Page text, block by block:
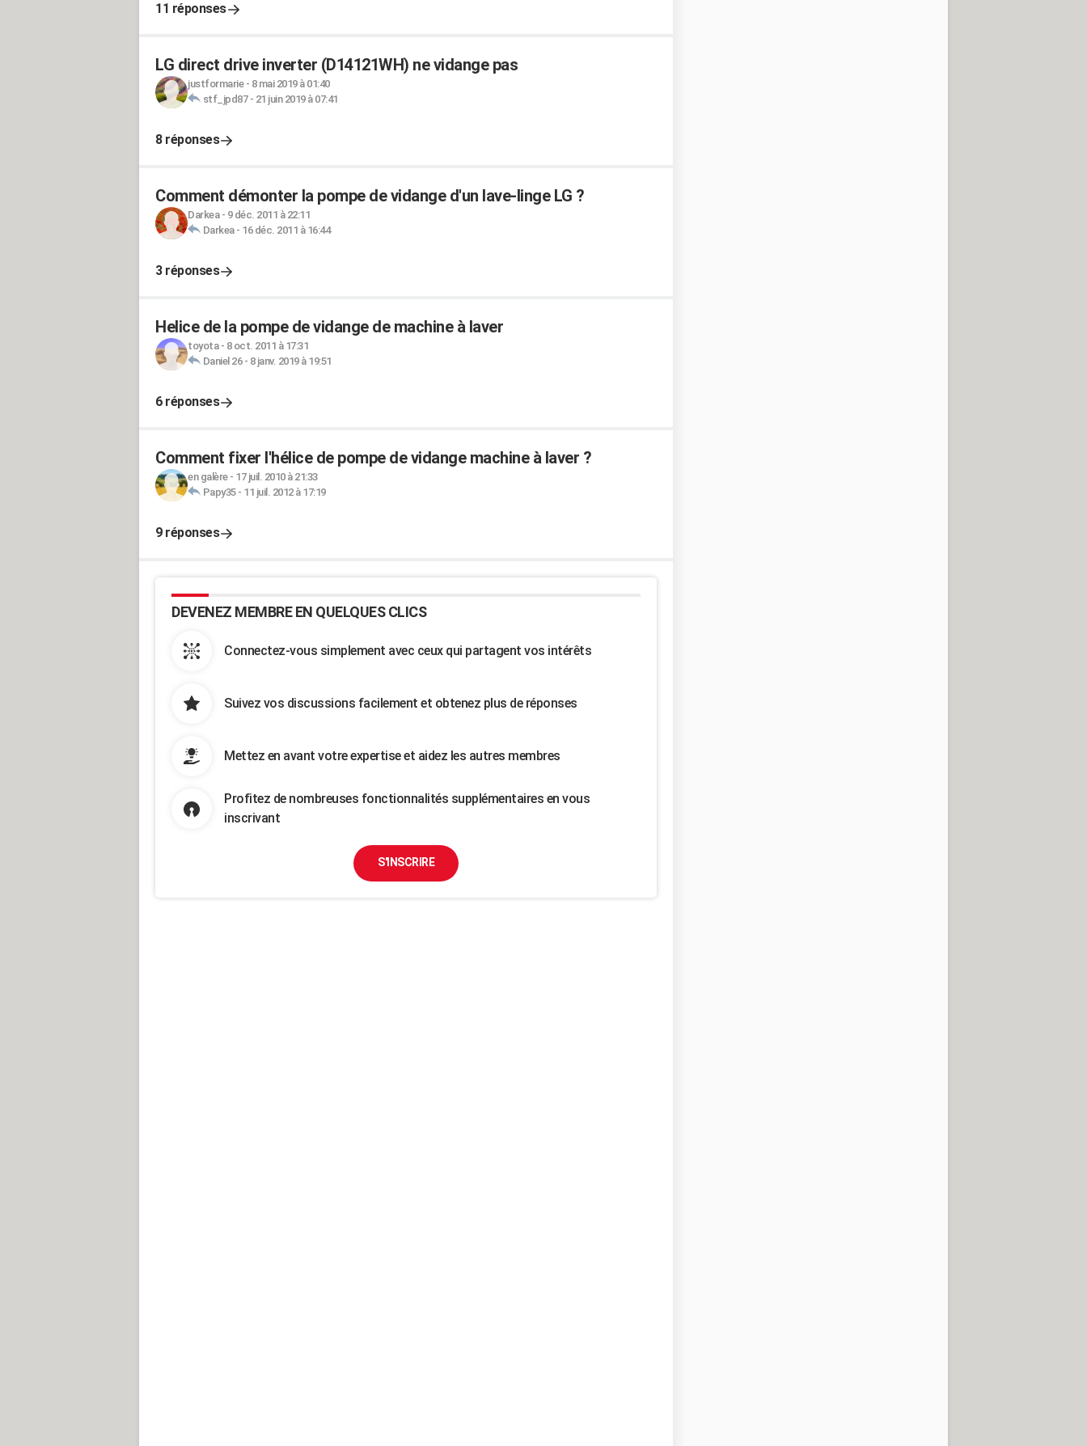
11 réponses
LG direct drive inverter (D14121WH) ne vidange pas
justformarie- 8 mai 2019 à 01:40
stf_jpd87- 21 juin 2019 à 07:41
8 réponses
Comment démonter la pompe de vidange d'un lave-linge LG ?
Darkea- 9 déc. 2011 à 22:11
Darkea- 16 déc. 2011 à 16:44
3 réponses
Helice de la pompe de vidange de machine à laver
toyota- 8 oct. 2011 à 17:31
Daniel 26- 8 janv. 2019 à 19:51
6 réponses
Comment fixer l'hélice de pompe de vidange machine à laver ?
en galère- 17 juil. 2010 à 21:33
Papy35- 11 juil. 2012 à 17:19
9 réponses
DEVENEZ MEMBRE EN QUELQUES CLICS
Connectez-vous simplement avec ceux qui partagent vos intérêts
Suivez vos discussions facilement et obtenez plus de réponses
Mettez en avant votre expertise et aidez les autres membres
Profitez de nombreuses fonctionnalités supplémentaires en vous
inscrivant
S'INSCRIRE